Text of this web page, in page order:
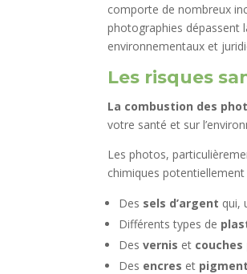
comporte de nombreux
photographies dépassent
environnementaux et
Les risques
La combustion des
votre santé et sur
Les photos,
chimiques potentiellement
Des sels d’argent qui,
Différents types de
Desvernis et
Des encres et